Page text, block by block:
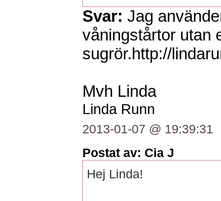
Svar: Jag
våningstårtor utan
sugrör.http://
Mvh Linda
Linda Runn
2013-01-07 @ 19:39:31
Postat av: Cia J
Hej Linda!